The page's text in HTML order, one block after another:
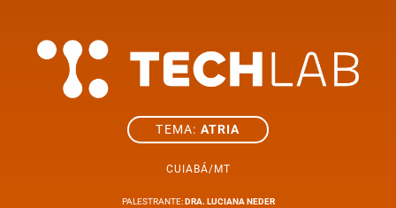
TEMA: ATRIA
CUIABÁ/MT
PALESTRANTE:DRA. LUCIANA NEDER